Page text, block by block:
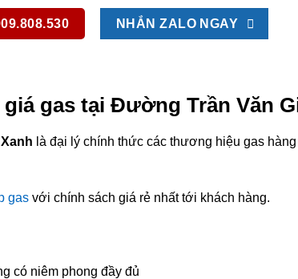
NHẮN ZALO NGAY
gas tại Đường Trần Văn
là đại lý chính thức các thương hiệu gas
gas với chính sách giá rẻ nhất tới khách hàng.
có niêm phong đầy đủ